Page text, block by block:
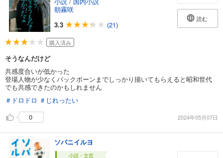
朝霧咲
3.3
(21)
読む
購入済み
そうなんだけど
共感度合いが低かった
登場人物が少なくバックボーンまでしっかり描いてもらえると昭和世代
でも共感できたのかもしれません
＃ドロドロ ＃じれったい
0
2024年05月07日
ソバニイルヨ
小説・文芸